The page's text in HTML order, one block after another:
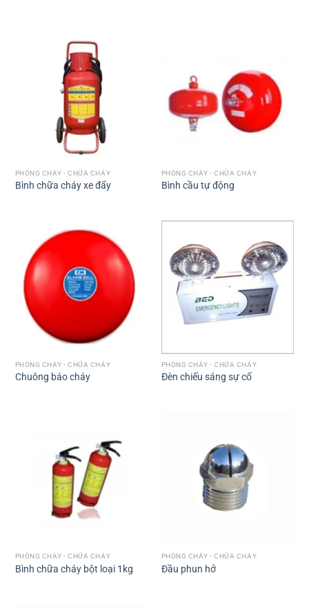
PHÒNG CHÁY - CHỮA CHÁY
Bình chữa cháy xe đẩy
PHÒNG CHÁY - CHỮA CHÁY
Bình cầu tự động
PHÒNG CHÁY - CHỮA CHÁY
Chuông báo cháy
PHÒNG CHÁY - CHỮA CHÁY
Đèn chiếu sáng sự cố
PHÒNG CHÁY - CHỮA CHÁY
Bình chữa cháy bột loại 1kg
PHÒNG CHÁY - CHỮA CHÁY
Đầu phun hở